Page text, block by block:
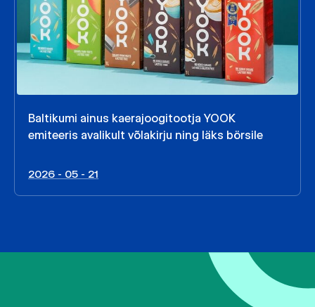
Baltikumi ainus kaerajoogitootja YOOK
emiteeris avalikult võlakirju ning läks börsile
2026 - 05 - 21